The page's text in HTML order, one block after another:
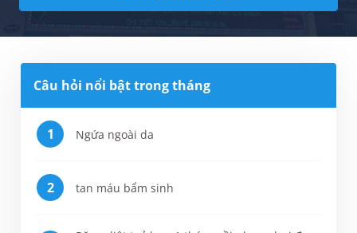
Câu hỏi nổi bật trong tháng
Ngứa ngoài da
tan máu bẩm sinh